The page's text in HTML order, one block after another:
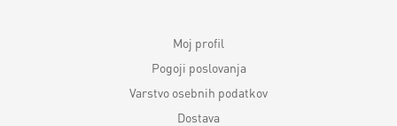
Moj profil
Pogoji poslovanja
Varstvo osebnih podatkov
Dostava